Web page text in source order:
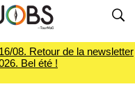
08. Retour de la newsletter
Bel été !